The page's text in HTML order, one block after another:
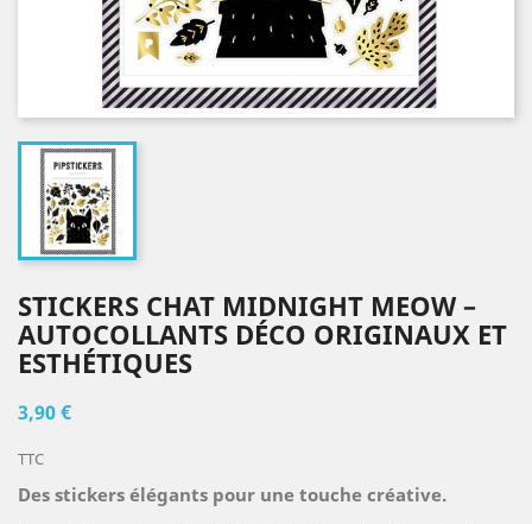
STICKERS CHAT MIDNIGHT MEOW –
AUTOCOLLANTS DÉCO ORIGINAUX ET
ESTHÉTIQUES
3,90 €
TTC
Des stickers élégants pour une touche créative.